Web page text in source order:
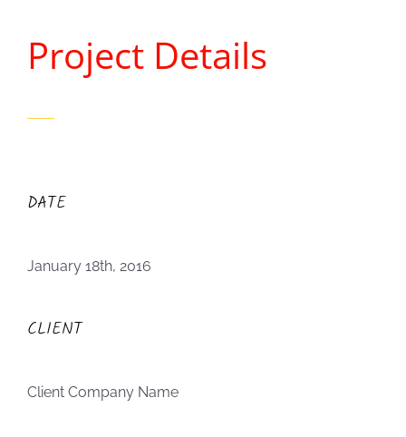
Project Details
DATE
January 18th, 2016
CLIENT
Client Company Name